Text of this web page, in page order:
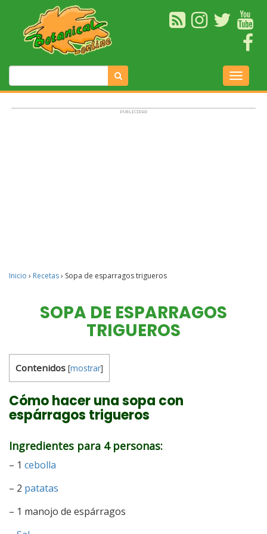
Inicio › Recetas› Sopa de esparragos trigueros
SOPA DE ESPARRAGOS
TRIGUEROS
Contenidos [mostrar]
Cómo hacer una sopa con
espárragos trigueros
Ingredientes para 4 personas:
– 1 cebolla
– 2 patatas
– 1 manojo de espárragos